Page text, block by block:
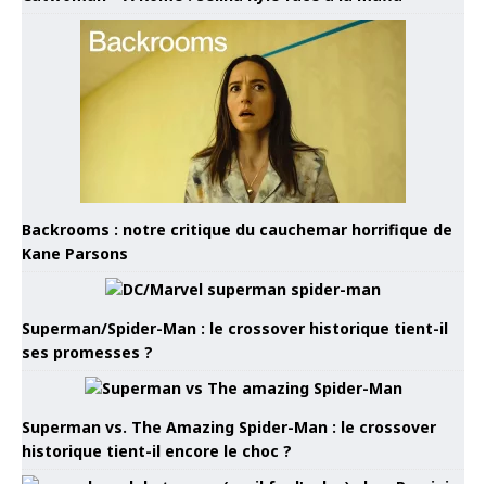
Backrooms : notre critique du cauchemar horrifique de
Kane Parsons
Superman/Spider-Man : le crossover historique tient-il
ses promesses ?
Superman vs. The Amazing Spider-Man : le crossover
historique tient-il encore le choc ?